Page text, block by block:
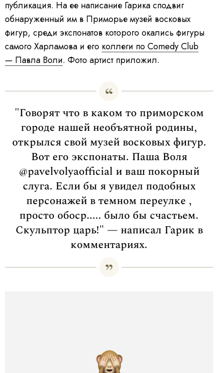
публикация. На ее написание Гарика сподвиг
обнаруженный им в Приморье музей восковых
фигур, среди экспонатов которого окались фигуры
самого Харламова и его коллеги по Comedy Club
— Павла Воли. Фото артист приложил.
"Говорят что в каком то приморском
городе нашей необъятной родины,
открылся свой музей восковых фигур.
Вот его экспонаты. Паша Воля
@pavelvolyaofficial и ваш покорный
слуга. Если бы я увидел подобных
персонажей в темном переулке ,
просто обоср..... было бы счастьем.
Скульптор царь!" — написал Гарик в
комментариях.